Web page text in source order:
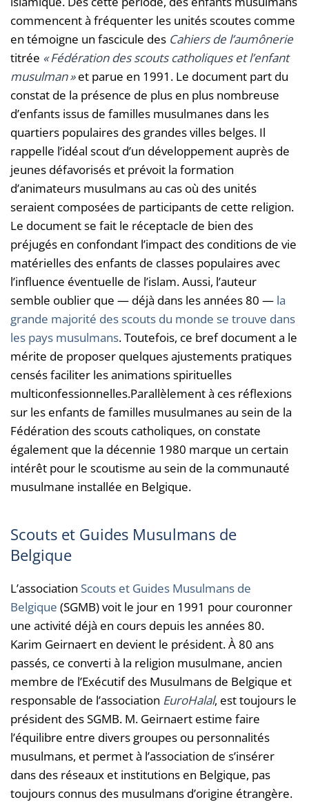
commencent à fréquenter les unités scoutes comme
en témoigne un fascicule des Cahiers de l’aumônerie
titrée « Fédération des scouts catholiques et l’enfant
musulman »et parue en 1991. Le document part du
constat de la présence de plus en plus nombreuse
d’enfants issus de familles musulmanes dans les
quartiers populaires des grandes villes belges. Il
rappelle l’idéal scout d’un développement auprès de
jeunes défavorisés et prévoit la formation
d’animateurs musulmans au cas où des unités
seraient composées de participants de cette religion.
Le document se fait le réceptacle de bien des
préjugés en confondant l’impact des conditions de vie
matérielles des enfants de classes populaires avec
l’influence éventuelle de l’islam. Aussi, l’auteur
semble oublier que — déjà dans les années 80 — la
grande majorité des scouts du monde se trouve dans
les pays musulmans. Toutefois, ce bref document a le
mérite de proposer quelques ajustements pratiques
censés faciliter les animations spirituelles
multiconfessionnelles.Parallèlement à ces réflexions
sur les enfants de familles musulmanes au sein de la
Fédération des scouts catholiques, on constate
également que la décennie 1980 marque un certain
intérêt pour le scoutisme au sein de la communauté
musulmane installée en Belgique.
Scouts et Guides Musulmans de
Belgique
L’association Scouts et Guides Musulmans de
Belgique (SGMB) voit le jour en 1991 pour couronner
une activité déjà en cours depuis les années 80.
Karim Geirnaert en devient le président. À 80 ans
passés, ce converti à la religion musulmane, ancien
membre de l’Exécutif des Musulmans de Belgique et
responsable de l’association EuroHalal, est toujours le
président des SGMB. M. Geirnaert estime faire
l’équilibre entre divers groupes ou personnalités
musulmans, et permet à l’association de s’insérer
dans des réseaux et institutions en Belgique, pas
toujours connus des musulmans d’origine étrangère.